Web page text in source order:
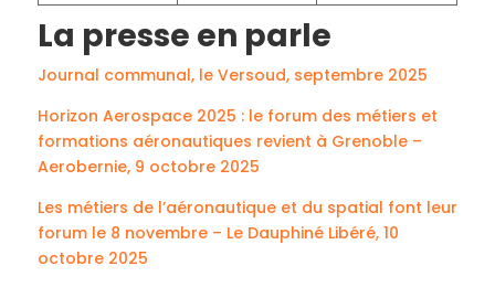
La presse en parle
Journal communal, le Versoud, septembre 2025
Horizon Aerospace 2025 : le forum des métiers et
formations aéronautiques revient à Grenoble –
Aerobernie, 9 octobre 2025
Les métiers de l’aéronautique et du spatial font leur
forum le 8 novembre – Le Dauphiné Libéré, 10
octobre 2025